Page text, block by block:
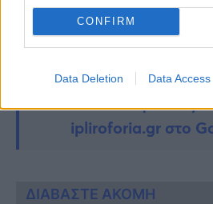
CONFIRM
Data Deletion Data Access
Ακολουθήστε τις
ipliroforia.gr στο
ΔΙΑΒΑΣΤΕ ΑΚΟΜΗ